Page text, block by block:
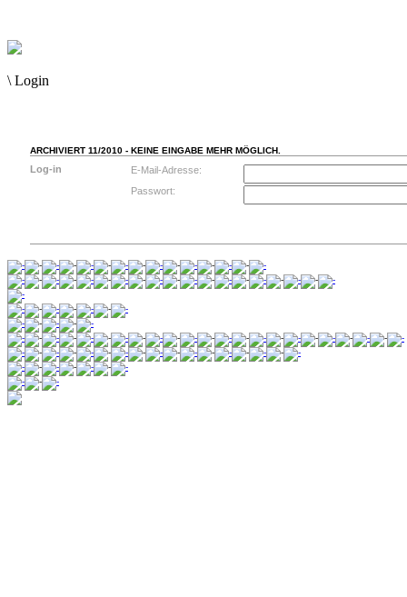
\ Login
ARCHIVIERT 11/2010 - KEINE EINGABE MEHR MÖGLICH.
Log-in
E-Mail-Adresse:
Passwort: